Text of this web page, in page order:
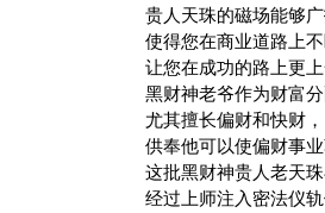
贵人天珠的磁场能够广
使得您在商业道路上
让您在成功的路上更上
黑财神老爷作为财富分
尤其擅长偏财和快财，
供奉他可以使偏财事业
这批黑财神贵人老天
经过上师注入密法仪轨